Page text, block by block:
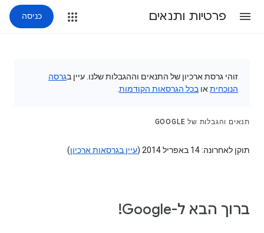
פרטיות ותנאים כניסה
זוהי גרסת ארכיון של התנאים וההגבלות שלנו. עיין בגרסה
הנוכחית או בכל הגרסאות הקודמות
תנאים והגבלות של GOOGLE
תוקן לאחרונה: 14 באפריל 2014 ( עיין בגרסאות ארכיון)
ברוך הבא ל-Google!